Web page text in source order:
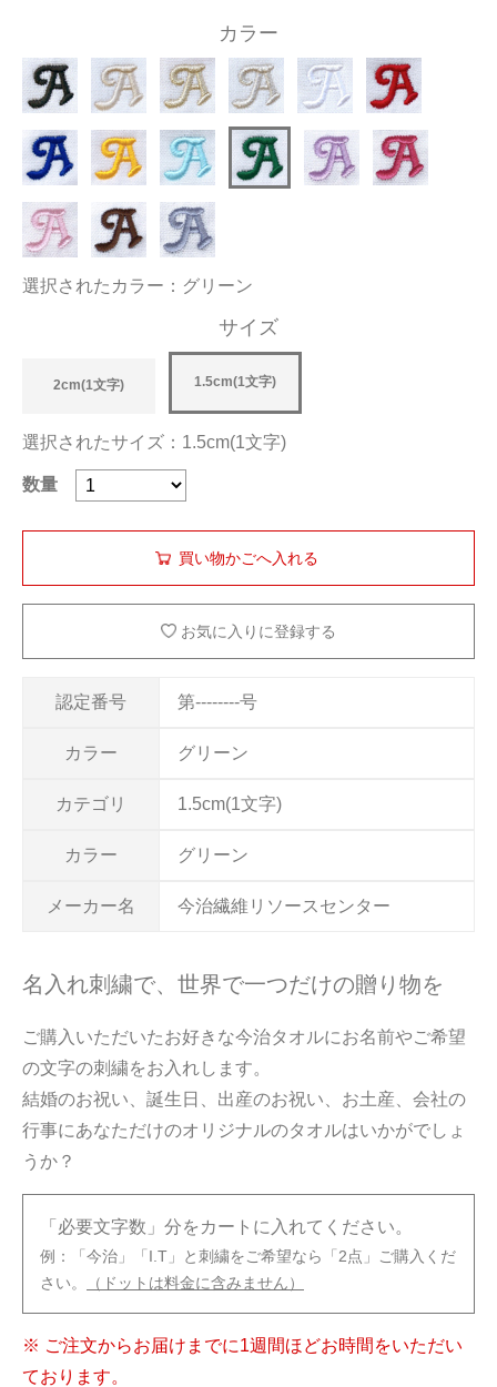
規約
お問い合わせ
認定番号 第--------号
カラー グリーン
カテゴリ 1.5cm(1文字)
カラー グリーン
メーカー名 今治繊維リソースセンター
カラー
選択されたカラー：グリーン
サイズ
2cm(1文字) 1.5cm(1文字)
選択されたサイズ：1.5cm(1文字)
数量
お気に入りに登録する
名入れ刺繍で、世界で一つだけの贈り物を
ご購入いただいたお好きな今治タオルにお名前やご希望
の文字の刺繍をお入れします。
結婚のお祝い、誕生日、出産のお祝い、お土産、会社の
行事にあなただけのオリジナルのタオルはいかがでしょ
うか？
「必要文字数」分をカートに入れてください。
例：「今治」「I.T」と刺繍をご希望なら「2点」ご購入くだ
さい。
（ドットは料金に含みません）
※ ご注文からお届けまでに1週間ほどお時間をいただい
ております。